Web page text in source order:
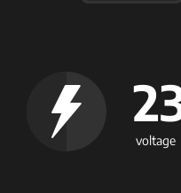
voltage